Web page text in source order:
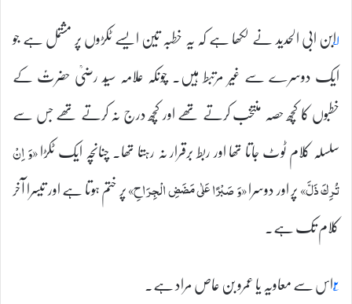
۱؂ابن ابی الحدید نے لکھا ہے کہ یہ خطبہ تین ایسے ٹکڑوں پر مشتمل ہے جو
ایک دوسرے سے غیر مرتبط ہیں۔ چونکہ علامہ سیّد رضیؒ حضرتؑ کے
خطبوں کا کچھ حصہ منتخب کرتے تھے اور کچھ درج نہ کرتے تھے جس سے
سلسلہ کلام ٹوٹ جاتا تھا اور ربط برقرار نہ رہتا تھا۔ چنانچہ ایک ٹکڑا«وَ اِنْ
تُرِكَ ذَلَّ»پر اور دوسرا«وَ صَبْرًا عَلٰی مَضَضِ الْجِرَاحِ»پر ختم ہوتا ہے اور تیسرا آخر
کلام تک ہے۔
۲؂اس سے معاویہ یا عمرو بن عاص مراد ہے۔